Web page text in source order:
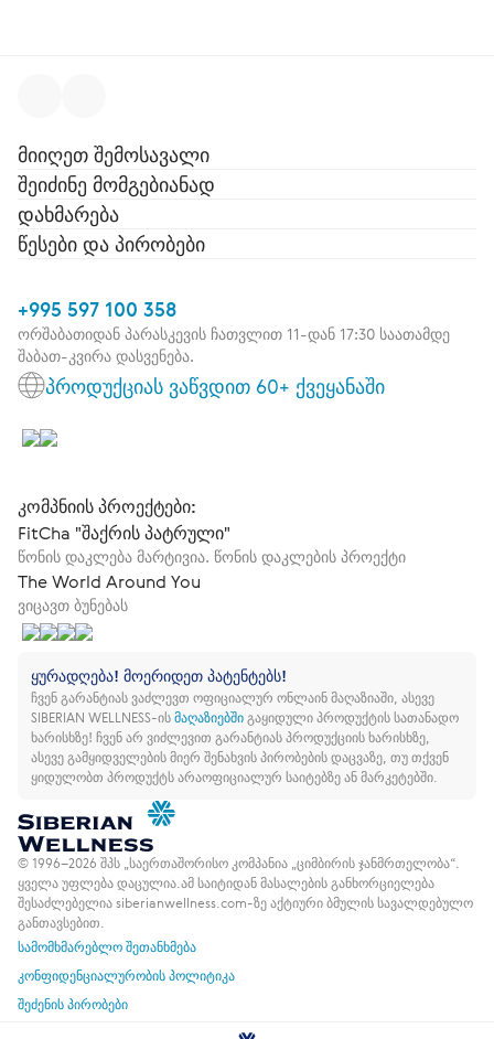
მიიღეთ შემოსავალი
შეიძინე მომგებიანად
დახმარება
წესები და პირობები
+995 597 100 358
ორშაბათიდან პარასკევის ჩათვლით 11-დან 17:30 საათამდე
შაბათ-კვირა დასვენება.
პროდუქციას ვაწვდით 60+ ქვეყანაში
კომპნიის პროექტები:
FitCha "შაქრის პატრული"
წონის დაკლება მარტივია. წონის დაკლების პროექტი
The World Around You
ვიცავთ ბუნებას
ყურადღება! მოერიდეთ პატენტებს!
ჩვენ გარანტიას ვაძლევთ ოფიციალურ ონლაინ მაღაზიაში, ასევე
SIBERIAN WELLNESS-ისმაღაზიებშიგაყიდული პროდუქტის სათანადო
ხარისხზე! ჩვენ არ ვიძლევით გარანტიას პროდუქციის ხარისხზე,
ასევე გამყიდველების მიერ შენახვის პირობების დაცვაზე, თუ თქვენ
ყიდულობთ პროდუქტს არაოფიციალურ საიტებზე ან მარკეტებში.
© 1996–2026 შპს „საერთაშორისო კომპანია „ციმბირის ჯანმრთელობა“.
ყველა უფლება დაცულია. ამ საიტიდან მასალების განხორციელება
შესაძლებელია siberianwellness.com-ზე აქტიური ბმულის სავალდებულო
განთავსებით.
სამომხმარებლო შეთანხმება
კონფიდენციალურობის პოლიტიკა
შეძენის პირობები